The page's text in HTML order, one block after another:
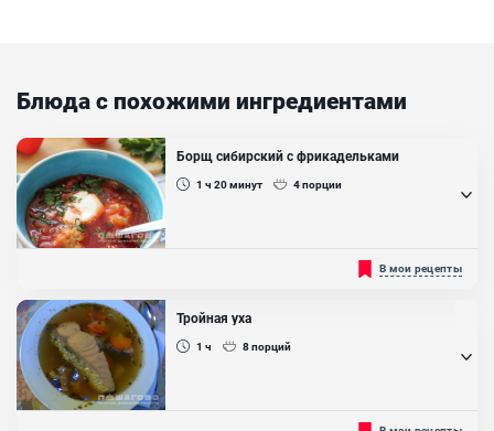
Блюда с похожими ингредиентами
Борщ сибирский с фрикадельками
1 ч 20минут 4порции
Фрикадельки (маленькие шарики фарша) в супе, добавляют
Ингредиенты:
Фарш свино-говяжий , Свекла, Картофель, Морковь , Лук
репчатый, Чеснок, Фасоль консервированная, Капуста
белокочанная, Помидоры в собственном соку, Петрушка (зелень),
Подсолнечное масло
В мои рецепты
Тройная уха
1 ч 8порций